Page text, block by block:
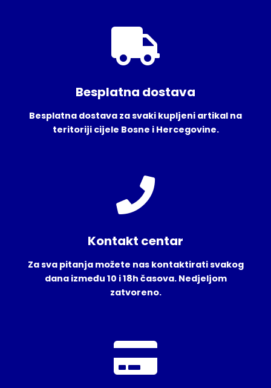
Besplatna dostava
Besplatna dostava za svaki kupljeni artikal na
teritoriji cijele Bosne i Hercegovine.
Kontakt centar
Za sva pitanja možete nas kontaktirati svakog
dana između 10 i 18h časova. Nedjeljom
zatvoreno.